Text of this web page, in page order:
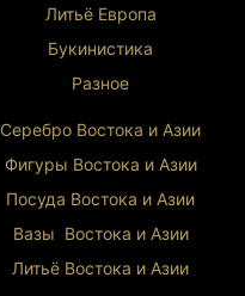
Литьё Европа
Букинистика
Разное
Серебро Востока и Азии
Фигуры Востока и Азии
Посуда Востока и Азии
Вазы Востока и Азии
Литьё Востока и Азии